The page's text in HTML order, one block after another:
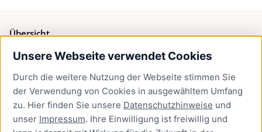
Unsere Webseite verwendet Cookies
Durch die weitere Nutzung der Webseite stimmen Sie
der Verwendung von Cookies in ausgewähltem Umfang
zu. Hier finden Sie unsere Datenschutzhinweise und
unser Impressum. Ihre Einwilligung ist freiwillig und
Übersicht
Bürgerservice
Presse
Newsletter Lübeck:kompakt
Kontakt